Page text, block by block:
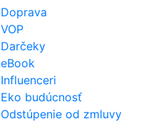
Doprava
VOP
Darčeky
eBook
Influenceri
Eko budúcnosť
Odstúpenie od zmluvy